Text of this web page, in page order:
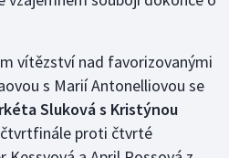
vítězství nad favorizovanými
s Marií Antonelliovou se
Sluková s Kristýnou
proti čtvrté